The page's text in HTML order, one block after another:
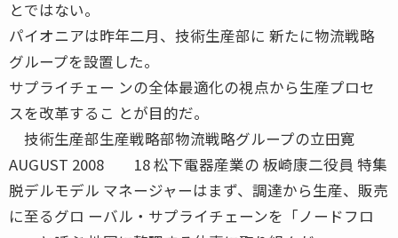
とではない。
パイオニアは昨年二月、技術生産部に 新たに物流戦略
グループを設置した。
サプライチェー ンの全体最適化の視点から生産プロセ
スを改革するこ とが目的だ。
技術生産部生産戦略部物流戦略グループの立田寛
AUGUST 2008 18 松下電器産業の 板崎康二役員 特集
脱デルモデル マネージャーはまず、調達から生産、販売
に至るグロ ーバル・サプライチェーンを「ノードフロ